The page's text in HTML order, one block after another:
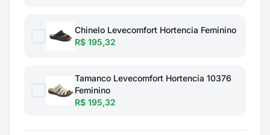
Chinelo Levecomfort Hortencia Feminino
R$ 195,32
Tamanco Levecomfort Hortencia 10376
Feminino
R$ 195,32